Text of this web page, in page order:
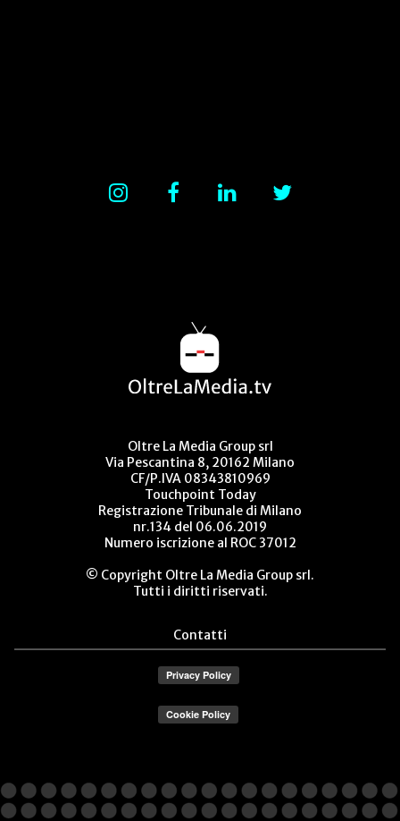
Oltre La Media Group srl
Via Pescantina 8, 20162 Milano
CF/P.IVA 08343810969
Touchpoint Today
Registrazione Tribunale di Milano
nr.134 del 06.06.2019
Numero iscrizione al ROC 37012
© Copyright Oltre La Media Group srl.
Tutti i diritti riservati.
Contatti